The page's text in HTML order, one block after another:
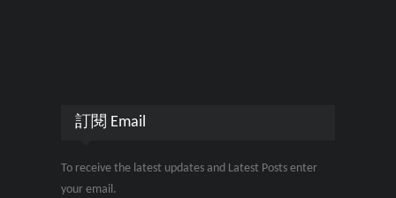
訂閱 Email
To receive the latest updates and Latest Posts enter
your email.